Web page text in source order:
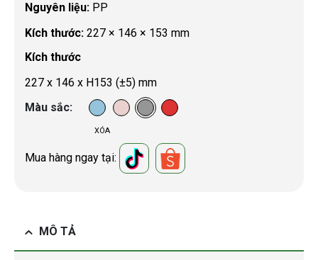
Nguyên liệu: PP
Kích thước: 227 × 146 × 153 mm
Kích thước
227 x 146 x H153 (±5) mm
Màu sắc
XÓA
Mua hàng ngay tại:
MÔ TẢ